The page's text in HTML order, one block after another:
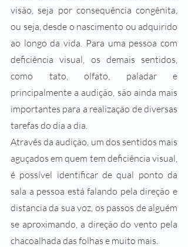
visão, seja por consequência congênita,
ou seja, desde o nascimento ou adquirido
ao longo da vida. Para uma pessoa com
deficiência visual, os demais sentidos,
como tato, olfato, paladar e
principalmente a audição, são ainda mais
importantes para a realização de diversas
tarefas do dia a dia.
Através da audição, um dos sentidos mais
aguçados em quem tem deficiência visual,
é possível identificar de qual ponto da
sala a pessoa está falando pela direção e
distancia da sua voz, os passos de alguém
se aproximando, a direção do vento pela
chacoalhada das folhas e muito mais.